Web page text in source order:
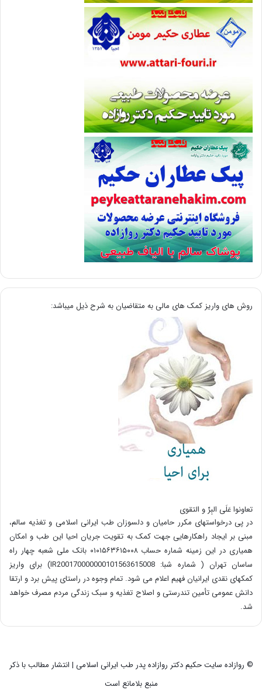
روش های واریز کمک های مالی به متقاضیان به شرح ذیل میباشد:
تعاونوا عَلَی البِرِّ و التقوی
در پی درخواستهای مکرر حامیان و دلسوزان طب ایرانی اسلامی و تغذیه سالم،
مبنی بر ایجاد راهکارهایی جهت کمک به تقویت جریان احیا این طب و امکان
همیاری در این زمینه شماره حساب ۰۱۰۱۵۶۳۶۱۵۰۰۸ بانک ملی شعبه چهار راه
ساسان تهران ( شماره شبا: IR200170000000101563615008) برای واریز
کمکهای نقدی ایرانیان فهیم اعلام می شود. تمام وجوه در راستای پیش برد و ارتقا
دانش عمومی تأمین تندرستی و اصلاح تغذیه و سبک زندگی مردم مصرف خواهد
شد.
© روازاده سایت حکیم دکتر روازاده پدر طب ایرانی اسلامی | انتشار مطالب با ذکر
منبع بلامانع است